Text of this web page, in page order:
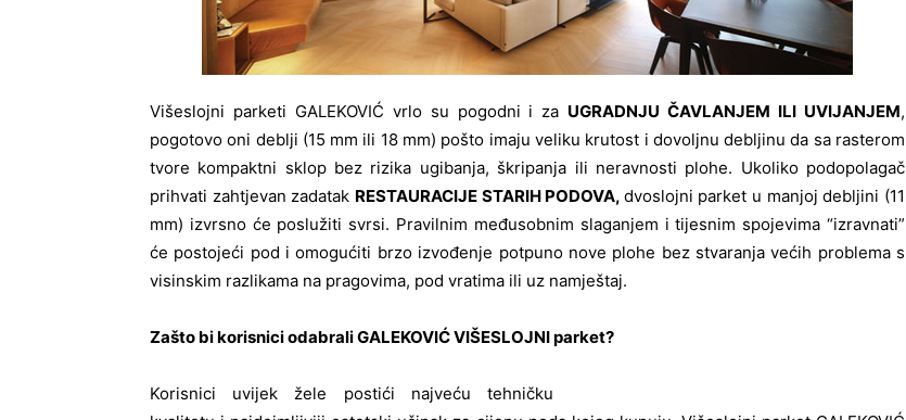
Višeslojni parketi GALEKOVIĆ vrlo su pogodni i za UGRADNJU ČAVLANJEM ILI UVIJANJEM,
pogotovo oni deblji (15 mm ili 18 mm) pošto imaju veliku krutost i dovoljnu debljinu da sa rasterom
tvore kompaktni sklop bez rizika ugibanja, škripanja ili neravnosti plohe. Ukoliko podopolagač
prihvati zahtjevan zadatak RESTAURACIJE STARIH PODOVA, dvoslojni parket u manjoj debljini (11
mm) izvrsno će poslužiti svrsi. Pravilnim međusobnim slaganjem i tijesnim spojevima “izravnati”
će postojeći pod i omogućiti brzo izvođenje potpuno nove plohe bez stvaranja većih problema s
visinskim razlikama na pragovima, pod vratima ili uz namještaj.
Zašto bi korisnici odabrali GALEKOVIĆ VIŠESLOJNI parket?
Korisnici uvijek žele postići najveću tehničku